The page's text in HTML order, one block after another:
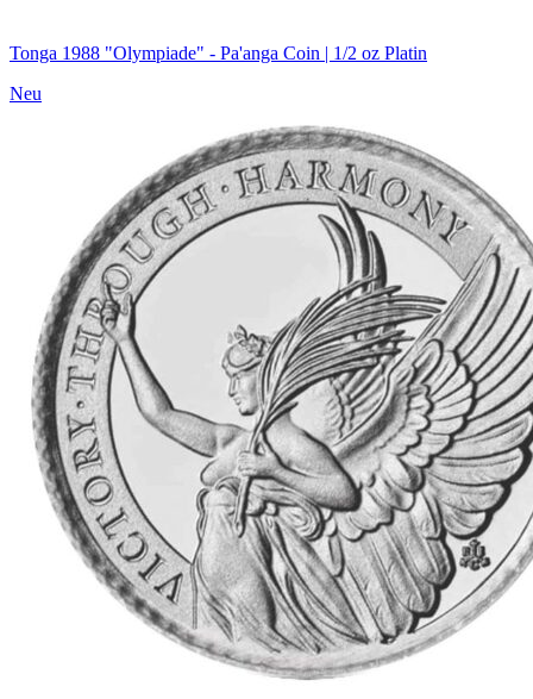
Tonga 1988 "Olympiade" - Pa'anga Coin | 1/2 oz Platin
Neu